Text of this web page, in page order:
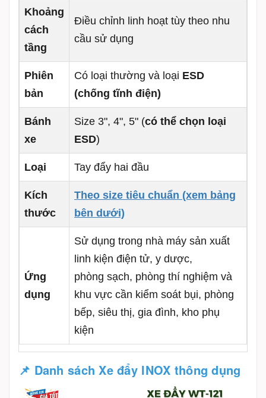
Khoảng
cách
tầng
Điều chỉnh linh hoạt tùy theo nhu
cầu sử dụng
Phiên
bản
Có loại thường và loại ESD
(chống tĩnh điện)
Bánh
xe
Size 3", 4", 5" (có thể chọn loại
ESD)
Loại Tay đẩy hai đầu
Kích
thước
Theo size tiêu chuẩn (xem bảng
bên dưới)
Ứng
dụng
Sử dụng trong nhà máy sản xuất
linh kiện điện tử, y dược,
phòng sạch, phòng thí nghiệm và
khu vực cần kiểm soát bụi, phòng
bếp, siêu thị, gia đình, kho phụ
kiện
📌 Danh sách Xe đẩy INOX thông dụng